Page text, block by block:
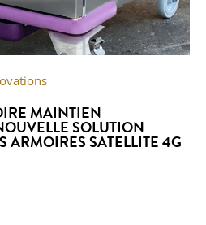
MAINTIEN
SOLUTION
ARMOIRES SATELLITE 4G